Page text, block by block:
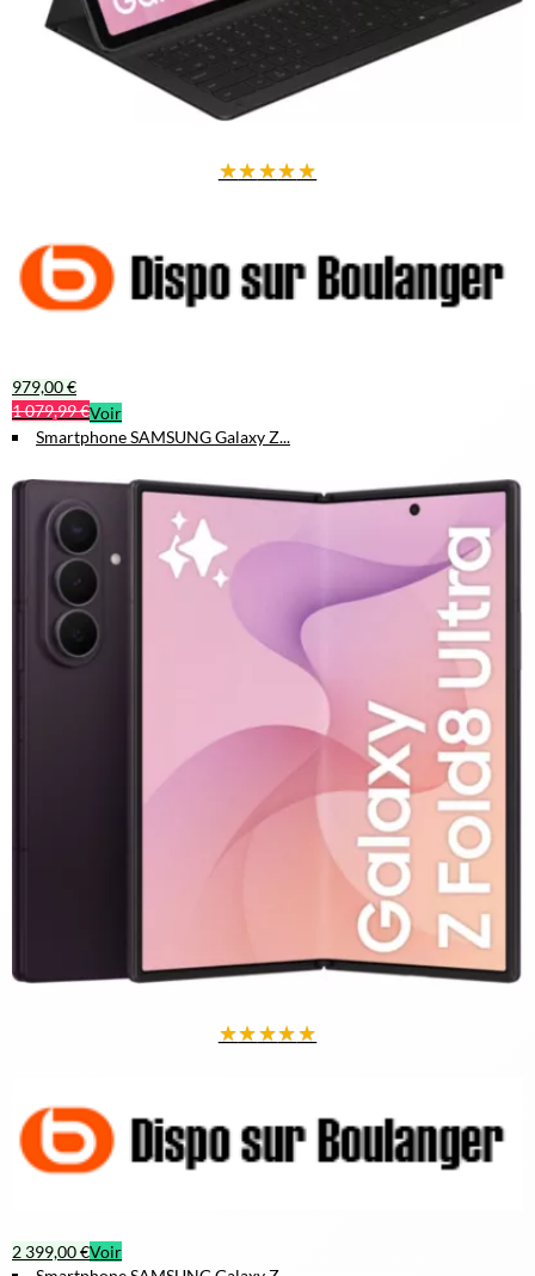
★★★★★
979,00 €
1 079,99 €Voir
Smartphone SAMSUNG Galaxy Z...
★★★★★
2 399,00 €Voir